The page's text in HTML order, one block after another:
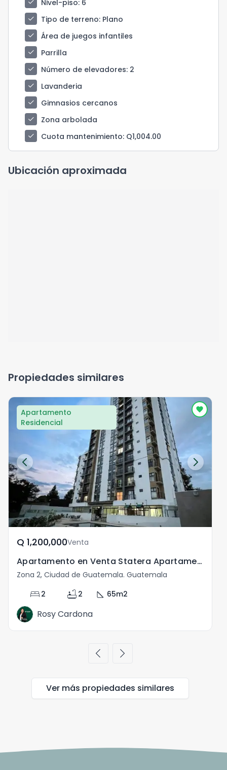
check
Nivel-piso: 6
check
Tipo de terreno: Plano
check
Área de juegos infantiles
check
Parrilla
check
Número de elevadores: 2
check
Lavanderia
check
Gimnasios cercanos
check
Zona arbolada
check
Cuota mantenimiento: Q1,004.00
Ubicación aproximada
Propiedades similares
Apartamento
Residencial
Q	1,200,000Venta
Apartamento en Venta Statera Apartamentos Zona 2 Ciudad
Zona 2, Ciudad de Guatemala. Guatemala
bed 2 bathtub 2 square_foot 65m2
Rosy Cardona
chevron_left chevron_right
Ver más propiedades similares